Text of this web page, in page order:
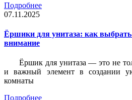
Подробнее
07.11.2025
Ёршики для унитаза: как выбрать
внимание
Ёршик для унитаза — это не
и важный элемент в создании
комнаты
Подробнее